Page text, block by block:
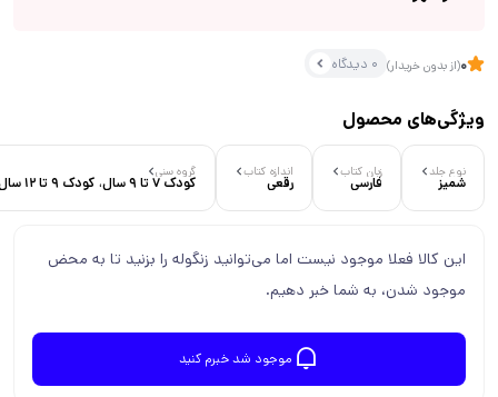
0(از بدون خریدار) 0 دیدگاه
ویژگی‌های محصول
نوع جلد
شمیز
زبان کتاب
فارسی
اندازه کتاب
رقعی
گروه سنی
کودک 7 تا 9 سال، کودک 9 تا 12 سال، نوجوان 12 تا 15 سال، نوجوان 15 سال به بالا
این کالا فعلا موجود نیست اما می‌توانید زنگوله را بزنید تا به محض
موجود شدن، به شما خبر دهیم.
موجود شد خبرم کنید